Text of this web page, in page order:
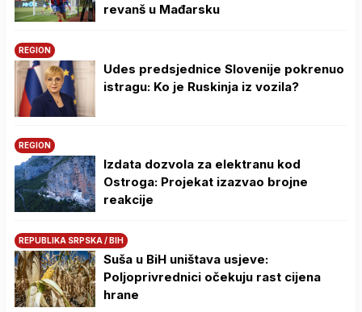
revanš u Mađarsku
REGION
Udes predsjednice Slovenije pokrenuo
istragu: Ko je Ruskinja iz vozila?
REGION
Izdata dozvola za elektranu kod
Ostroga: Projekat izazvao brojne
reakcije
REPUBLIKA SRPSKA / BIH
Suša u BiH uništava usjeve:
Poljoprivrednici očekuju rast cijena
hrane